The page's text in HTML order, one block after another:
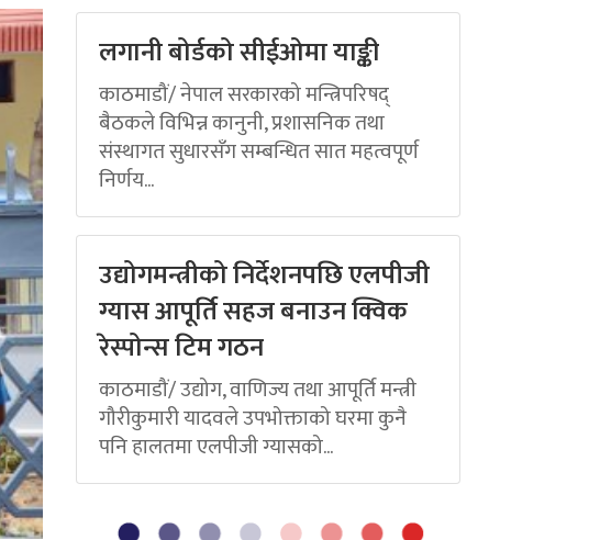
लगानी बोर्डको सीईओमा याङ्की
काठमाडौं/ नेपाल सरकारको मन्त्रिपरिषद्
बैठकले विभिन्न कानुनी, प्रशासनिक तथा
संस्थागत सुधारसँग सम्बन्धित सात महत्वपूर्ण
निर्णय...
उद्योगमन्त्रीको निर्देशनपछि एलपीजी
ग्यास आपूर्ति सहज बनाउन क्विक
रेस्पोन्स टिम गठन
काठमाडौं/ उद्योग, वाणिज्य तथा आपूर्ति मन्त्री
गौरीकुमारी यादवले उपभोक्ताको घरमा कुनै
पनि हालतमा एलपीजी ग्यासको...